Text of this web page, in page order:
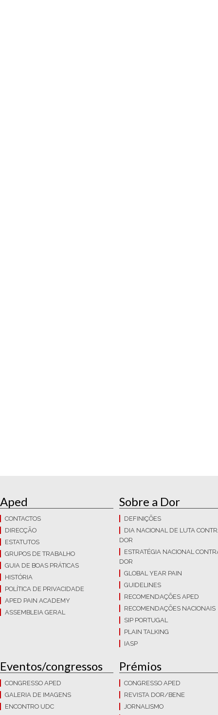
Aped
CONTACTOS
DIRECÇÃO
ESTATUTOS
GRUPOS DE TRABALHO
GUIA DE BOAS PRÁTICAS
HISTÓRIA
POLÍTICA DE PRIVACIDADE
APED PAIN ACADEMY
ASSEMBLEIA GERAL
Sobre a Dor
DEFINIÇÕES
DIA NACIONAL DE LUTA
DOR
ESTRATÉGIA NACIONAL
DOR
GLOBAL YEAR PAIN
GUIDELINES
RECOMENDAÇÕES APED
RECOMENDAÇÕES NACIONAIS
SIP PORTUGAL
PLAIN TALKING
IASP
Eventos/congressos
CONGRESSO APED
GALERIA DE IMAGENS
ENCONTRO UDC
Prémios
CONGRESSO APED
REVISTA DOR/BENE
JORNALISMO